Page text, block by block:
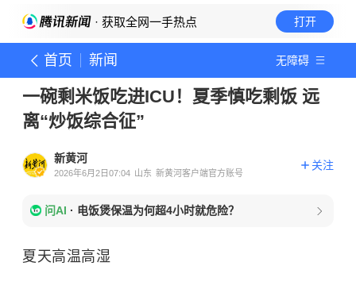
· 获取全网一手热点 打开
首页 新闻 无障碍
一碗剩米饭吃进ICU！夏季慎吃剩饭 远
离“炒饭综合征”
新黄河
2026年6月2日07:04 山东 新黄河客户端官方账号
关注
问AI · 电饭煲保温为何超4小时就危险？
夏天高温高湿